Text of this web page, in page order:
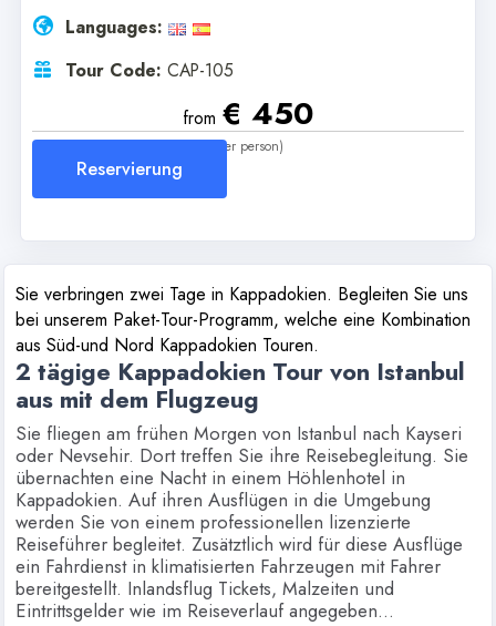
Languages:
Tour Code: CAP-105
from € 450
(per person)
Reservierung
Sie verbringen zwei Tage in Kappadokien. Begleiten Sie uns
bei unserem Paket-Tour-Programm, welche eine Kombination
aus Süd-und Nord Kappadokien Touren.
2 tägige Kappadokien Tour von Istanbul
aus mit dem Flugzeug
Sie fliegen am frühen Morgen von Istanbul nach Kayseri
oder Nevsehir. Dort treffen Sie ihre Reisebegleitung. Sie
übernachten eine Nacht in einem Höhlenhotel in
Kappadokien. Auf ihren Ausflügen in die Umgebung
werden Sie von einem professionellen lizenzierte
Reiseführer begleitet. Zusätztlich wird für diese Ausflüge
ein Fahrdienst in klimatisierten Fahrzeugen mit Fahrer
bereitgestellt. Inlandsflug Tickets, Malzeiten und
Eintrittsgelder wie im Reiseverlauf angegeben...